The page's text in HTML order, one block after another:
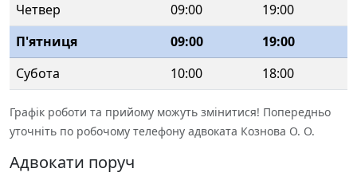
Четвер
09:00
19:00
П'ятниця
09:00
19:00
Субота
10:00 18:00
Графік роботи та прийому можуть змінитися! Попередньо
уточніть по робочому телефону адвоката Кознова О. О.
Адвокати поруч